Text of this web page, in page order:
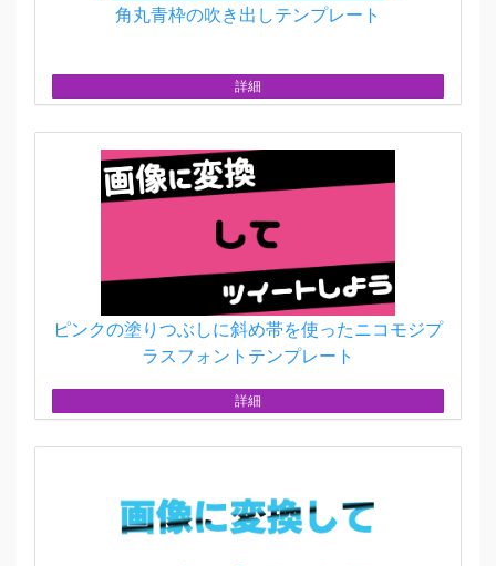
角丸青枠の吹き出しテンプレート
詳細
ピンクの塗りつぶしに斜め帯を使ったニコモジプ
ラスフォントテンプレート
詳細